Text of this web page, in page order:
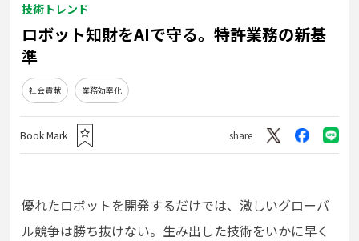
技術トレンド
ロボット知財をAIで守る。特許業務の新基
準
社会貢献 業務効率化
Book Mark share
優れたロボットを開発するだけでは、激しいグローバ
ル競争は勝ち抜けない。生み出した技術をいかに早く